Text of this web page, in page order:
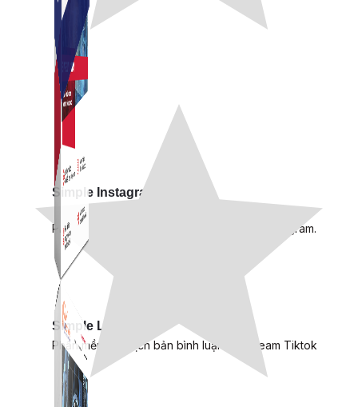
Simple Live
Phần mềm tạo kịch bản bình luận livestream Tiktok
Simple Instagram
Phần mềm gửi follow, nhắn tin, nuôi nick Instagram.